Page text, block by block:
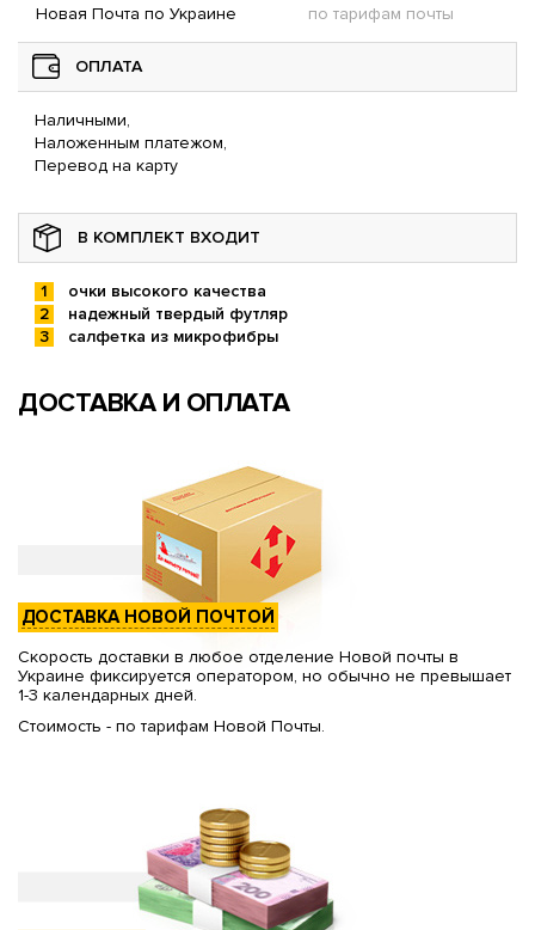
Новая Почта по Украине по тарифам почты
ОПЛАТА
Наличными,
Наложенным платежом,
Перевод на карту
В КОМПЛЕКТ ВХОДИТ
очки высокого качества
надежный твердый футляр
салфетка из микрофибры
ДОСТАВКА И ОПЛАТА
ДОСТАВКА НОВОЙ ПОЧТОЙ
Скорость доставки в любое отделение Новой почты в
Украине фиксируется оператором, но обычно не превышает
1-3 календарных дней.
Стоимость - по тарифам Новой Почты.